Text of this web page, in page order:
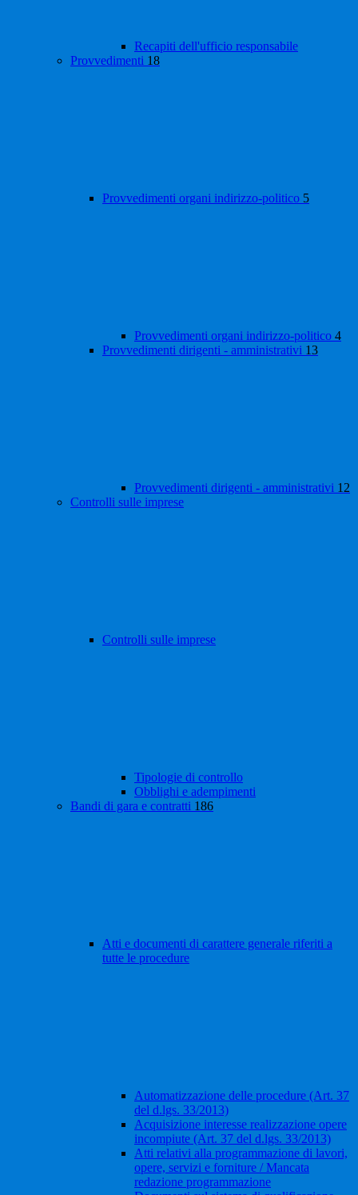
Recapiti dell'ufficio responsabile
Provvedimenti 18
Provvedimenti organi indirizzo-politico 5
Provvedimenti organi indirizzo-politico 4
Provvedimenti dirigenti - amministrativi 13
Provvedimenti dirigenti - amministrativi 12
Controlli sulle imprese
Controlli sulle imprese
Tipologie di controllo
Obblighi e adempimenti
Bandi di gara e contratti 186
Atti e documenti di carattere generale riferiti a
tutte le procedure
Automatizzazione delle procedure (Art. 37
del d.lgs. 33/2013)
Acquisizione interesse realizzazione opere
incompiute (Art. 37 del d.lgs. 33/2013)
Atti relativi alla programmazione di lavori,
opere, servizi e forniture / Mancata
redazione programmazione